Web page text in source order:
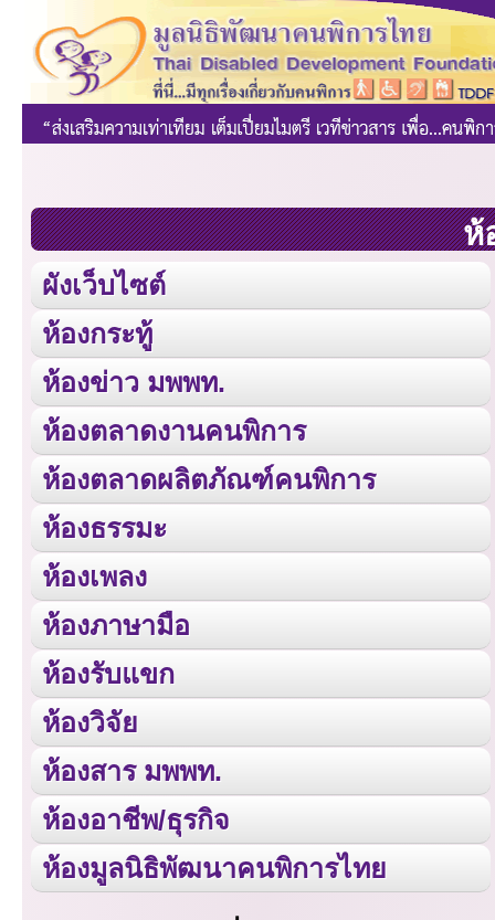
ห้
ผังเว็บไซต์
ห้องกระทู้
ห้องข่าว มพพท.
ห้องตลาดงานคนพิการ
ห้องตลาดผลิตภัณฑ์คนพิการ
ห้องธรรมะ
ห้องเพลง
ห้องภาษามือ
ห้องรับแขก
ห้องวิจัย
ห้องสาร มพพท.
ห้องอาชีพ/ธุรกิจ
ห้องมูลนิธิพัฒนาคนพิการไทย